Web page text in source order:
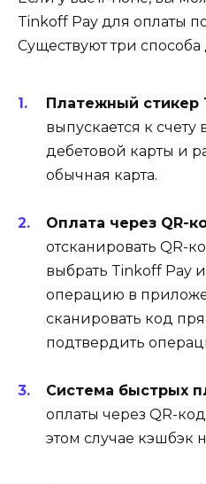
Tinkoff Pay для оплаты
Существуют три способа
Платежный стикер
выпускается к
дебетовой карты и
обычная карта.
Оплата через QR-
отсканировать QR-
выбрать Tinkoff Pay
операцию в
сканировать код
подтвердить
Система быстрых
оплаты через QR-
этом случае кэшбэк